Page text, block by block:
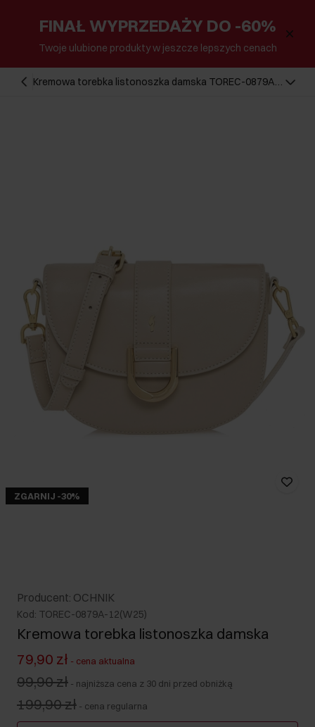
FINAŁ WYPRZEDAŻY DO -60%
Twoje ulubione produkty w jeszcze lepszych cenach
Kremowa torebka listonoszka damska TOREC-0879A-
ZGARNIJ -30%
Producent: OCHNIK
Kod: TOREC-0879A-12(W25)
Kremowa torebka listonoszka damska
79,90 zł - cena aktualna
99,90 zł - najniższa cena z 30 dni przed obniżką
199,90 zł - cena regularna